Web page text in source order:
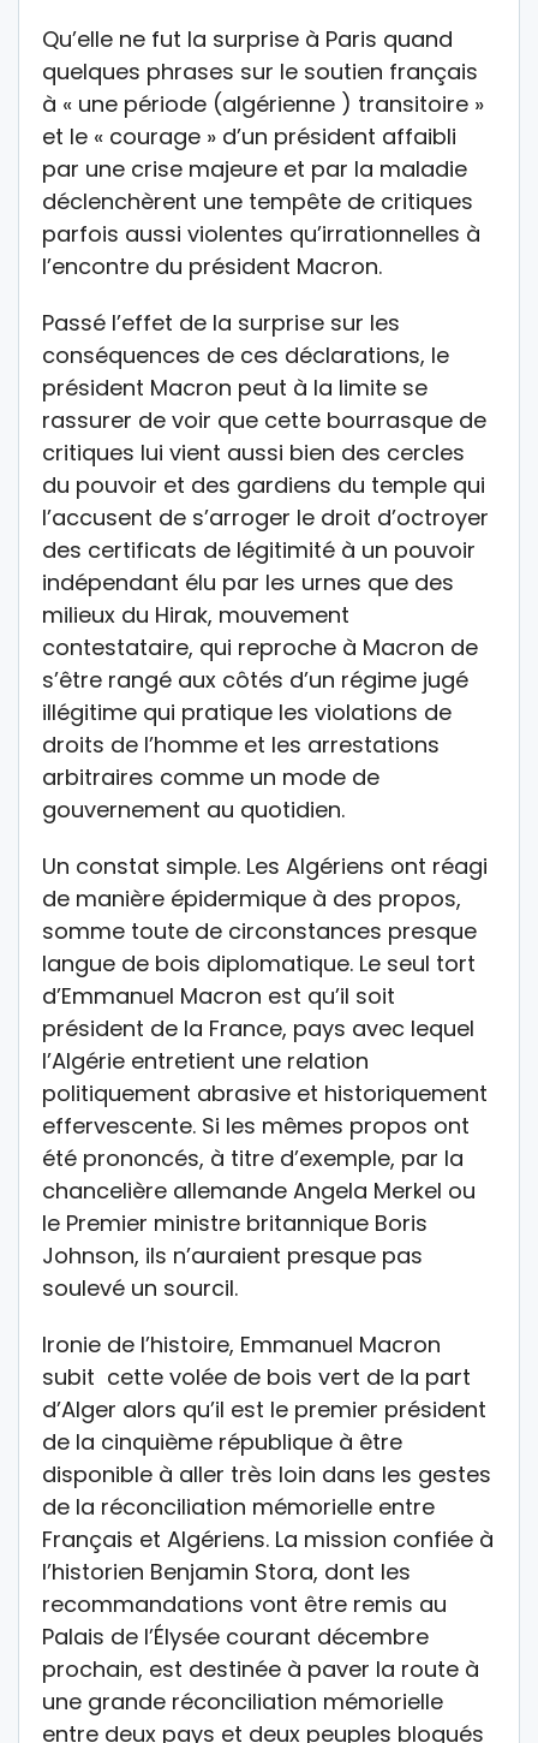
Qu’elle ne fut la surprise à Paris quand
quelques phrases sur le soutien français
à « une période (algérienne ) transitoire »
et le « courage » d’un président affaibli
par une crise majeure et par la maladie
déclenchèrent une tempête de critiques
parfois aussi violentes qu’irrationnelles à
l’encontre du président Macron.
Passé l’effet de la surprise sur les
conséquences de ces déclarations, le
président Macron peut à la limite se
rassurer de voir que cette bourrasque de
critiques lui vient aussi bien des cercles
du pouvoir et des gardiens du temple qui
l’accusent de s’arroger le droit d’octroyer
des certificats de légitimité à un pouvoir
indépendant élu par les urnes que des
milieux du Hirak, mouvement
contestataire, qui reproche à Macron de
s’être rangé aux côtés d’un régime jugé
illégitime qui pratique les violations de
droits de l’homme et les arrestations
arbitraires comme un mode de
gouvernement au quotidien.
Un constat simple. Les Algériens ont réagi
de manière épidermique à des propos,
somme toute de circonstances presque
langue de bois diplomatique. Le seul tort
d’Emmanuel Macron est qu’il soit
président de la France, pays avec lequel
l’Algérie entretient une relation
politiquement abrasive et historiquement
effervescente. Si les mêmes propos ont
été prononcés, à titre d’exemple, par la
chancelière allemande Angela Merkel ou
le Premier ministre britannique Boris
Johnson, ils n’auraient presque pas
soulevé un sourcil.
Ironie de l’histoire, Emmanuel Macron
subit cette volée de bois vert de la part
d’Alger alors qu’il est le premier président
de la cinquième république à être
disponible à aller très loin dans les gestes
de la réconciliation mémorielle entre
Français et Algériens. La mission confiée à
l’historien Benjamin Stora, dont les
recommandations vont être remis au
Palais de l’Élysée courant décembre
prochain, est destinée à paver la route à
une grande réconciliation mémorielle
entre deux pays et deux peuples bloqués